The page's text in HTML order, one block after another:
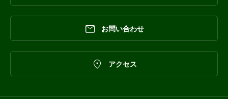
 お問い合わせ
 アクセス